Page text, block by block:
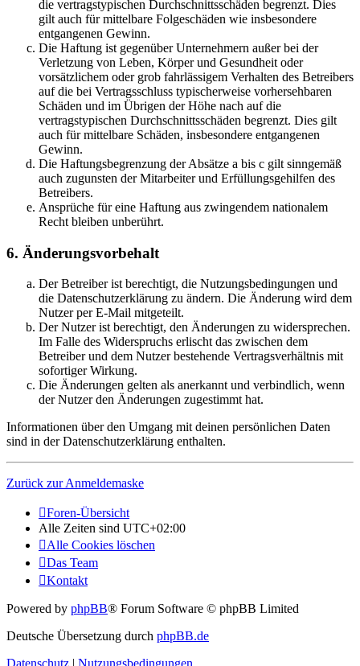
die vertragstypischen Durchschnittsschäden begrenzt. Dies
gilt auch für mittelbare Folgeschäden wie insbesondere
entgangenen Gewinn.
Die Haftung ist gegenüber Unternehmern außer bei der
Verletzung von Leben, Körper und Gesundheit oder
vorsätzlichem oder grob fahrlässigem Verhalten des Betreibers
auf die bei Vertragsschluss typischerweise vorhersehbaren
Schäden und im Übrigen der Höhe nach auf die
vertragstypischen Durchschnittsschäden begrenzt. Dies gilt
auch für mittelbare Schäden, insbesondere entgangenen
Gewinn.
Die Haftungsbegrenzung der Absätze a bis c gilt sinngemäß
auch zugunsten der Mitarbeiter und Erfüllungsgehilfen des
Betreibers.
Ansprüche für eine Haftung aus zwingendem nationalem
Recht bleiben unberührt.
6. Änderungsvorbehalt
Der Betreiber ist berechtigt, die Nutzungsbedingungen und
die Datenschutzerklärung zu ändern. Die Änderung wird dem
Nutzer per E-Mail mitgeteilt.
Der Nutzer ist berechtigt, den Änderungen zu widersprechen.
Im Falle des Widerspruchs erlischt das zwischen dem
Betreiber und dem Nutzer bestehende Vertragsverhältnis mit
sofortiger Wirkung.
Die Änderungen gelten als anerkannt und verbindlich, wenn
der Nutzer den Änderungen zugestimmt hat.
Informationen über den Umgang mit deinen persönlichen Daten
sind in der Datenschutzerklärung enthalten.
Zurück zur Anmeldemaske
Foren-Übersicht
Alle Zeiten sind UTC+02:00
Alle Cookies löschen
Das Team
Kontakt
Powered by phpBB® Forum Software © phpBB Limited
Deutsche Übersetzung durch phpBB.de